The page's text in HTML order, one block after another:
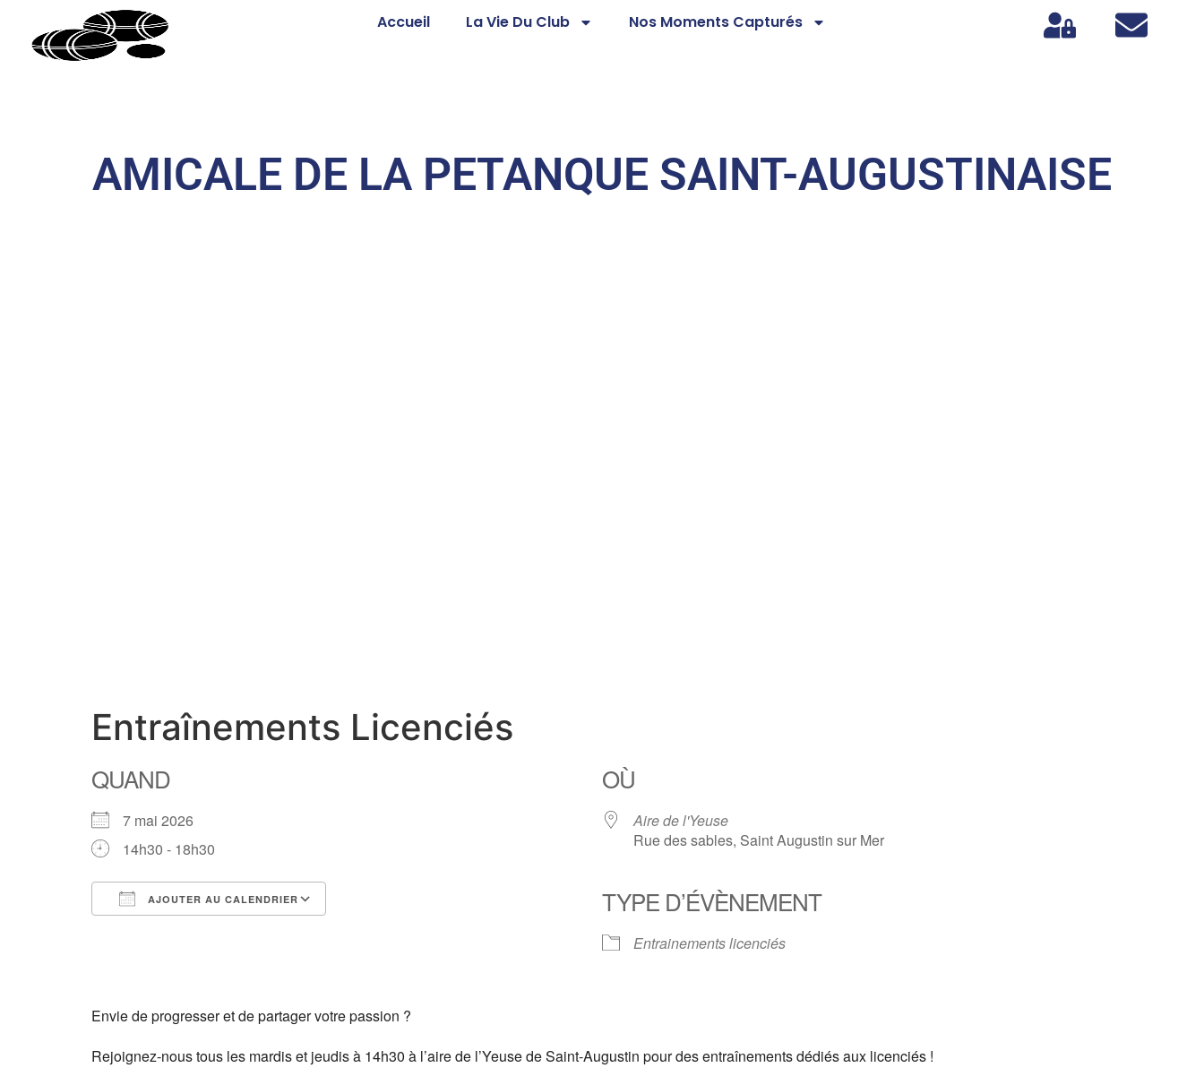
Accueil La Vie Du Club Nos Moments Capturés
AMICALE DE LA PETANQUE SAINT-AUGUSTINAISE
Entraînements Licenciés
QUAND
7 mai 2026
14h30 - 18h30
AJOUTER AU CALENDRIER
iCalendar
OÙ
Aire de l'Yeuse
Rue des sables, Saint Augustin sur Mer
TYPE D’ÉVÈNEMENT
Entrainements licenciés
Envie de progresser et de partager votre passion ?
Rejoignez-nous tous les mardis et jeudis à 14h30 à l’aire de l’Yeuse de Saint-Augustin pour des entraînements dédiés aux licenciés !